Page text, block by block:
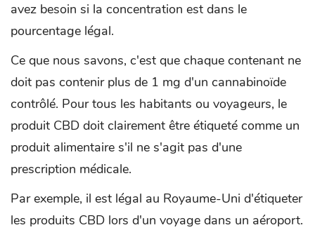
avez besoin si la concentration est dans le
pourcentage légal.
Ce que nous savons, c'est que chaque contenant ne
doit pas contenir plus de 1 mg d'un cannabinoïde
contrôlé. Pour tous les habitants ou voyageurs, le
produit CBD doit clairement être étiqueté comme un
produit alimentaire s'il ne s'agit pas d'une
prescription médicale.
Par exemple, il est légal au Royaume-Uni d'étiqueter
les produits CBD lors d'un voyage dans un aéroport.